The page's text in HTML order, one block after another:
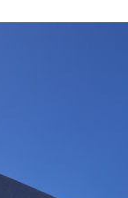
에 수사 재개"
밭' 된 축구협회
서울대 공대 교수…이
서범수 징계 절차 개시